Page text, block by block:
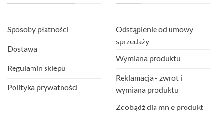
Sposoby płatności
Dostawa
Regulamin sklepu
Polityka prywatności
Odstąpienie od umowy
sprzedaży
Wymiana produktu
Reklamacja - zwrot i
wymiana produktu
Zdobądź dla mnie produkt